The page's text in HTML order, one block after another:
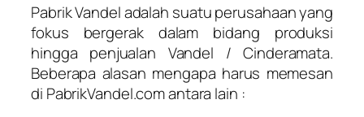
Pabrik Vandel adalah suatu perusahaan yang
fokus bergerak dalam bidang produksi
hingga penjualan Vandel / Cinderamata.
Beberapa alasan mengapa harus memesan
di PabrikVandel.com antara lain :